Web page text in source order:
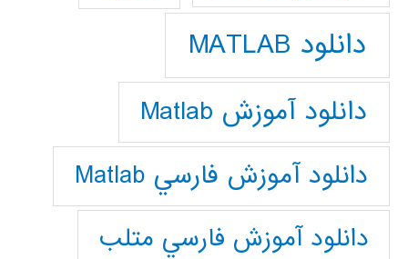
دانلود MATLAB
دانلود آموزش Matlab
دانلود آموزش فارسي Matlab
دانلود آموزش فارسي متلب